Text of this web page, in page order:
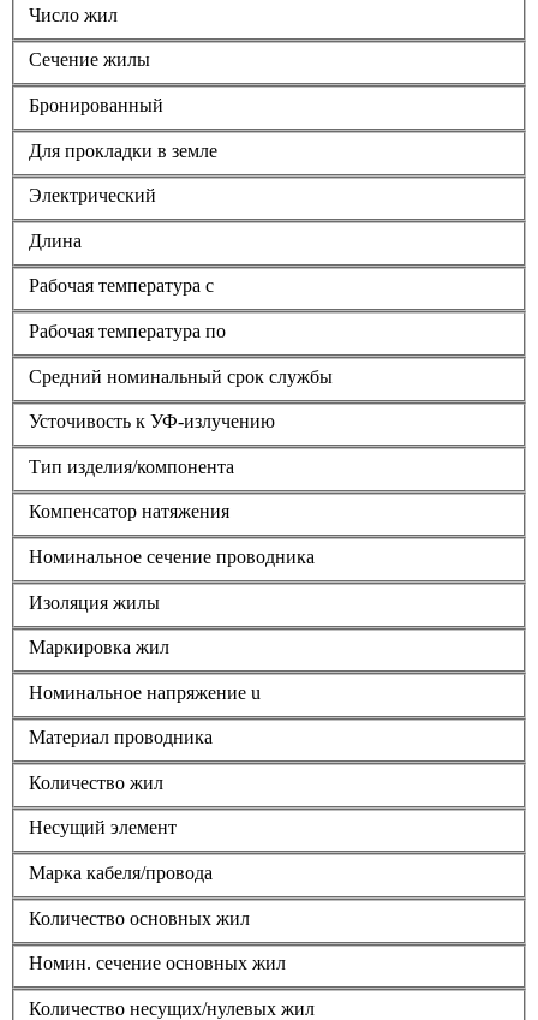
Число жил
Сечение жилы
Бронированный
Для прокладки в земле
Электрический
Длина
Рабочая температура с
Рабочая температура по
Средний номинальный срок службы
Усточивость к УФ-излучению
Тип изделия/компонента
Компенсатор натяжения
Номинальное сечение проводника
Изоляция жилы
Маркировка жил
Номинальное напряжение u
Материал проводника
Количество жил
Несущий элемент
Марка кабеля/провода
Количество основных жил
Номин. сечение основных жил
Количество несущих/нулевых жил